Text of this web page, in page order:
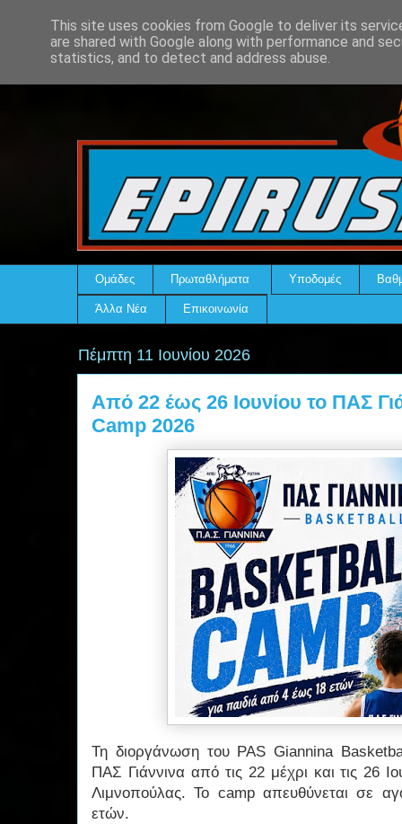
Ομάδες Πρωταθλήματα Υποδομές
Άλλα Νέα Επικοινωνία
Πέμπτη 11 Ιουνίου 2026
Από 22 έως 26 Ιουνίου το ΠΑΣ
Camp 2026
Τη διοργάνωση του PAS Giannina
ΠΑΣ Γιάννινα από τις 22 μέχρι και τις 26
Λιμνοπούλας. Το camp απευθύνεται σε
ετών.
This site uses cookies from Google to deliver its
are shared with Google along with performance and
statistics, and to detect and address abuse.